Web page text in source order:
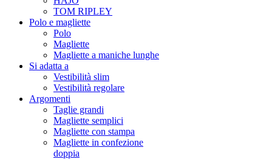
TOM RIPLEY
Polo e magliette
Polo
Magliette
Magliette a maniche lunghe
Si adatta a
Vestibilità slim
Vestibilità regolare
Argomenti
Taglie grandi
Magliette semplici
Magliette con stampa
Magliette in confezione
doppia